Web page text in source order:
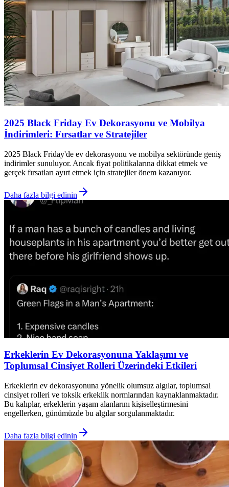
2025 Black Friday Ev Dekorasyonu ve Mobilya
İndirimleri: Fırsatlar ve Stratejiler
2025 Black Friday'de ev dekorasyonu ve mobilya sektöründe geniş
indirimler sunuluyor. Ancak fiyat politikalarına dikkat etmek ve
gerçek fırsatları ayırt etmek için stratejiler önem kazanıyor.
Daha fazla bilgi edinin
Erkeklerin Ev Dekorasyonuna Yaklaşımı ve
Toplumsal Cinsiyet Rolleri Üzerindeki Etkileri
Erkeklerin ev dekorasyonuna yönelik olumsuz algılar, toplumsal
cinsiyet rolleri ve toksik erkeklik normlarından kaynaklanmaktadır.
Bu kalıplar, erkeklerin yaşam alanlarını kişiselleştirmesini
engellerken, günümüzde bu algılar sorgulanmaktadır.
Daha fazla bilgi edinin